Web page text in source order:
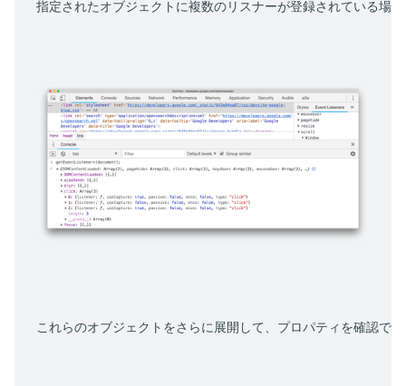
指定されたオブジェクトに複数のリスナーが登録されている場
これらのオブジェクトをさらに展開して、プロパティを確認で